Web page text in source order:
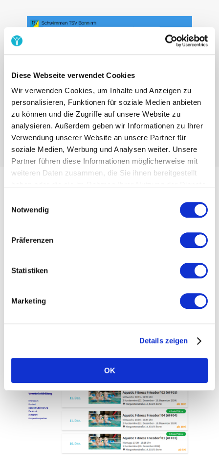
Diese Webseite verwendet Cookies
Wir verwenden Cookies, um Inhalte und Anzeigen zu
personalisieren, Funktionen für soziale Medien anbieten
zu können und die Zugriffe auf unsere Website zu
analysieren. Außerdem geben wir Informationen zu Ihrer
Verwendung unserer Website an unsere Partner für
soziale Medien, Werbung und Analysen weiter. Unsere
Partner führen diese Informationen möglicherweise mit
weiteren Daten zusammen, die Sie ihnen bereitgestellt
Notwendig
Präferenzen
Statistiken
Marketing
Details zeigen
OK
Beispiel aus der Praxis​
Beispiel anschauen